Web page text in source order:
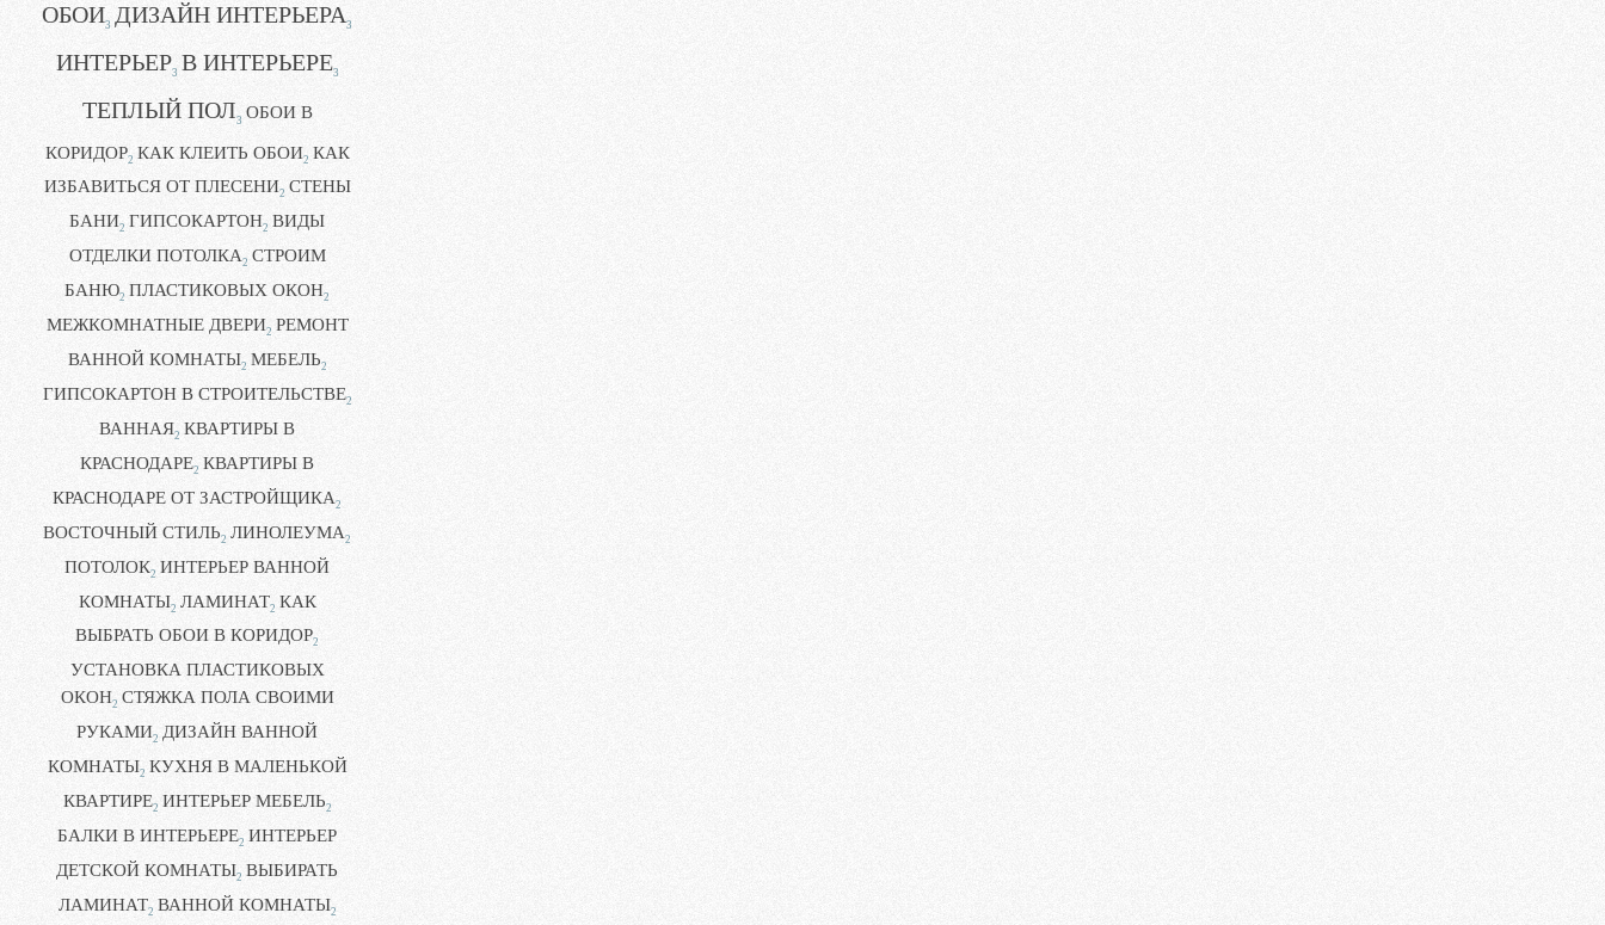
ОБОИ3 ДИЗАЙН ИНТЕРЬЕРА3
ИНТЕРЬЕР3 В ИНТЕРЬЕРЕ3
ТЕПЛЫЙ ПОЛ3 ОБОИ В
КОРИДОР2 КАК КЛЕИТЬ ОБОИ2 КАК
ИЗБАВИТЬСЯ ОТ ПЛЕСЕНИ2 СТЕНЫ
БАНИ2 ГИПСОКАРТОН2 ВИДЫ
ОТДЕЛКИ ПОТОЛКА2 СТРОИМ
БАНЮ2 ПЛАСТИКОВЫХ ОКОН2
МЕЖКОМНАТНЫЕ ДВЕРИ2 РЕМОНТ
ВАННОЙ КОМНАТЫ2 МЕБЕЛЬ2
ГИПСОКАРТОН В СТРОИТЕЛЬСТВЕ2
ВАННАЯ2 КВАРТИРЫ В
КРАСНОДАРЕ2 КВАРТИРЫ В
КРАСНОДАРЕ ОТ ЗАСТРОЙЩИКА2
ВОСТОЧНЫЙ СТИЛЬ2 ЛИНОЛЕУМА2
ПОТОЛОК2 ИНТЕРЬЕР ВАННОЙ
КОМНАТЫ2 ЛАМИНАТ2 КАК
ВЫБРАТЬ ОБОИ В КОРИДОР2
УСТАНОВКА ПЛАСТИКОВЫХ
ОКОН2 СТЯЖКА ПОЛА СВОИМИ
РУКАМИ2 ДИЗАЙН ВАННОЙ
КОМНАТЫ2 КУХНЯ В МАЛЕНЬКОЙ
КВАРТИРЕ2 ИНТЕРЬЕР МЕБЕЛЬ2
БАЛКИ В ИНТЕРЬЕРЕ2 ИНТЕРЬЕР
ДЕТСКОЙ КОМНАТЫ2 ВЫБИРАТЬ
ЛАМИНАТ2 ВАННОЙ КОМНАТЫ2